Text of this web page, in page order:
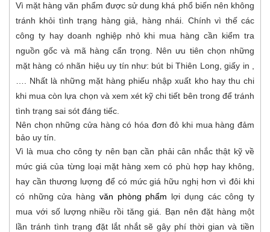
Vì mặt hàng văn phẩm được sử dung khá phổ biến nên không
tránh khỏi tình trạng hàng giả, hàng nhái. Chính vì thế các
công ty hay doanh nghiệp nhỏ khi mua hàng cần kiểm tra
nguồn gốc và mã hàng cẩn trọng. Nên ưu tiên chọn những
mặt hàng có nhãn hiệu uy tín như: bút bi Thiên Long, giấy in ,
…. Nhất là những mặt hàng phiếu nhập xuất kho hay thu chi
khi mua còn lựa chọn và xem xét kỹ chi tiết bên trong để tránh
tình trạng sai sót đáng tiếc.
Nên chọn những cửa hàng có hóa đơn đỏ khi mua hàng đảm
bảo uy tín.
Vì là mua cho công ty nên bạn cần phải cân nhắc thật kỹ về
mức giá của từng loại mặt hàng xem có phù hợp hay không,
hay cần thương lượng để có mức giá hữu nghị hơn vì đôi khi
có những cửa hàng văn phòng phẩm lợi dụng các công ty
mua với số lượng nhiều rồi tăng giá. Bạn nên đặt hàng một
lần tránh tình trạng đặt lắt nhắt sẽ gây phí thời gian và tiền